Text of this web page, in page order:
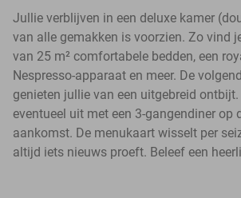
Jullie verblijven in een deluxe kamer
van alle gemakken is voorzien. Zo vind
van 25 m² comfortabele bedden, een
Nespresso-apparaat en meer. De
genieten jullie van een uitgebreid
eventueel uit met een 3-gangendiner op
aankomst. De menukaart wisselt per
altijd iets nieuws proeft. Beleef een